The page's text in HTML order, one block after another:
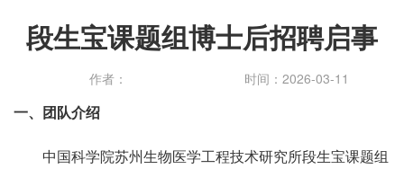
段生宝课题组博士后招聘启事
作者： 时间：2026-03-11
一、团队介绍
中国科学院苏州生物医学工程技术研究所段生宝课题组